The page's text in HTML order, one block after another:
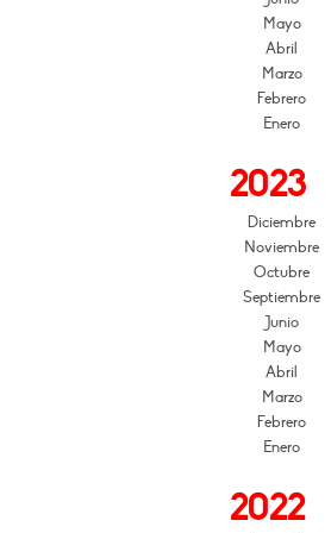
Mayo
Abril
Marzo
Febrero
Enero
2023
Diciembre
Noviembre
Octubre
Septiembre
Junio
Mayo
Abril
Marzo
Febrero
Enero
2022